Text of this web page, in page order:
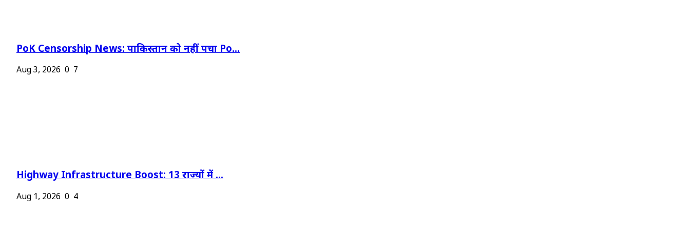
PoK Censorship News: पाकिस्तान को नहीं पचा Po...
Aug 3, 2026 0 7
Highway Infrastructure Boost: 13 राज्यों में ...
Aug 1, 2026 0 4